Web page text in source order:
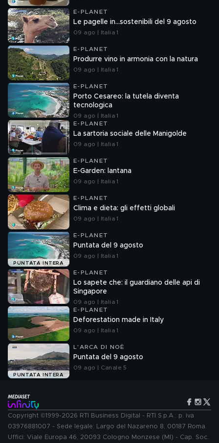
E-PLANET
Le pagelle in...sostenibili del 9 agosto
09 ago | Italia 1
E-PLANET
Produrre vino in armonia con la natura
09 ago | Italia 1
E-PLANET
Porto Cesareo: la tutela diventa
tecnologica
09 ago | Italia 1
E-PLANET
La sartoria sociale delle Manigolde
09 ago | Italia 1
E-PLANET
E-Garden: lantana
09 ago | Italia 1
E-PLANET
Clima e dieta: gli effetti globali
09 ago | Italia 1
PUNTATA INTERA
E-PLANET
Puntata del 9 agosto
09 ago | Italia 1
E-PLANET
Lo sapete che: il guardiano delle api di
Singapore
09 ago | Italia 1
E-PLANET
Deforestation made in Italy
09 ago | Italia 1
PUNTATA INTERA
L'ARCA DI NOÈ
Puntata del 9 agosto
09 ago | Canale 5
Copyright ©1999-2026 RTI Business Digital - RTI S.p.A.: p. iva
03976881007 - Sede legale: Largo del Nazareno 8, 00187 Roma.
Uffici: Viale Europa 46, 20093 Cologno Monzese (MI) - Cap. Soc.